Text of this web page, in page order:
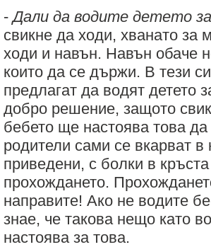
-Дали да водите детето
свикне да ходи, хванато за
ходи и навън. Навън обаче
които да се държи. В тези
предлагат да водят детето
добро решение, защото
бебето ще настоява това
родители сами се вкарват
приведени, с болки в
прохождането.
направите! Ако не водите
знае, че такова нещо като
настоява за това.